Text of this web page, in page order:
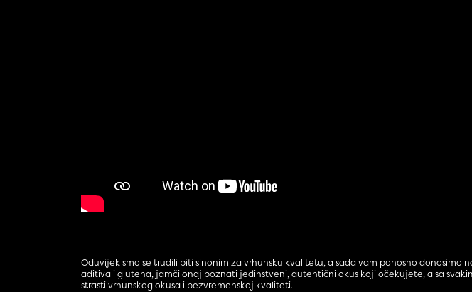
Oduvijek smo se trudili biti sinonim za vrhunsku kvalitetu, a sada vam ponosno
aditiva i glutena, jamči onaj poznati jedinstveni, autentični okus koji očekujete, a sa
strasti vrhunskog okusa i bezvremenskoj kvaliteti.